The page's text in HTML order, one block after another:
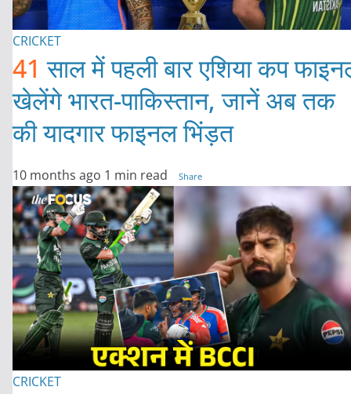
CRICKET
41 साल में पहली बार एशिया कप
खेलेंगे भारत-पाकिस्तान, जानें अब तक
की यादगार फाइनल भिंड़त
10 months ago 1 min read Share
CRICKET